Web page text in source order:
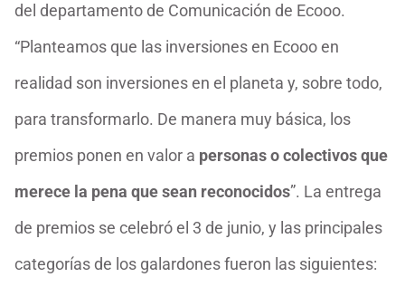
del departamento de Comunicación de Ecooo.
“Planteamos que las inversiones en Ecooo en
realidad son inversiones en el planeta y, sobre todo,
para transformarlo. De manera muy básica, los
premios ponen en valor a personas o colectivos que
merece la pena que sean reconocidos”. La entrega
de premios se celebró el 3 de junio, y las principales
categorías de los galardones fueron las siguientes: